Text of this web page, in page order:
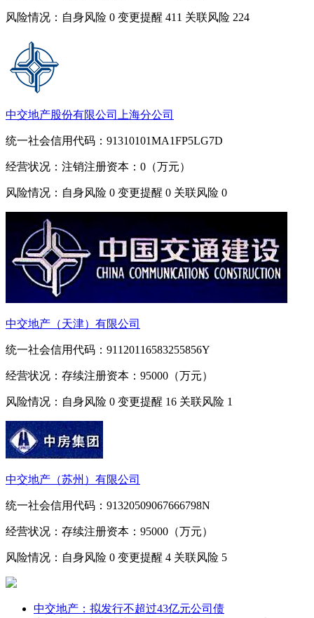
风险情况：自身风险 0 变更提醒 411 关联风险 224
中交地产股份有限公司上海分公司
统一社会信用代码：91310101MA1FP5LG7D
经营状况：注销注册资本：0（万元）
风险情况：自身风险 0 变更提醒 0 关联风险 0
中交地产（天津）有限公司
统一社会信用代码：91120116583255856Y
经营状况：存续注册资本：95000（万元）
风险情况：自身风险 0 变更提醒 16 关联风险 1
中交地产（苏州）有限公司
统一社会信用代码：91320509067666798N
经营状况：存续注册资本：95000（万元）
风险情况：自身风险 0 变更提醒 4 关联风险 5
中交地产：拟发行不超过43亿元公司债